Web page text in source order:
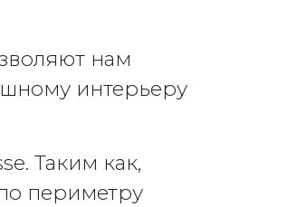
нам
интерьеру
Таким как,
периметру